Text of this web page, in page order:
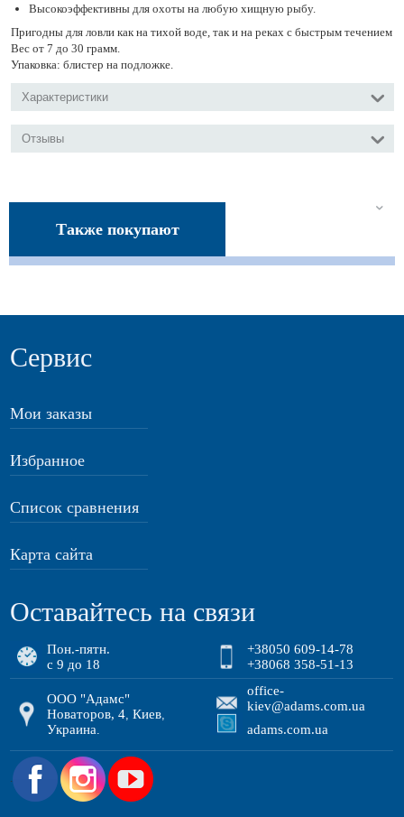
Высокоэффективны для охоты на любую хищную рыбу.
Пригодны для ловли как на тихой воде, так и на реках с быстрым течением
Вес от 7 до 30 грамм.
Упаковка: блистер на подложке.
Характеристики
Отзывы
Также покупают
Сервис
Мои заказы
Избранное
Список сравнения
Карта сайта
Оставайтесь на связи
Пон.-пятн.
с 9 до 18
+38050 609-14-78
+38068 358-51-13
ООО "Адамс"
Новаторов, 4 ,Киев
Украина
office-
kiev@adams.com.ua
adams.com.ua
.